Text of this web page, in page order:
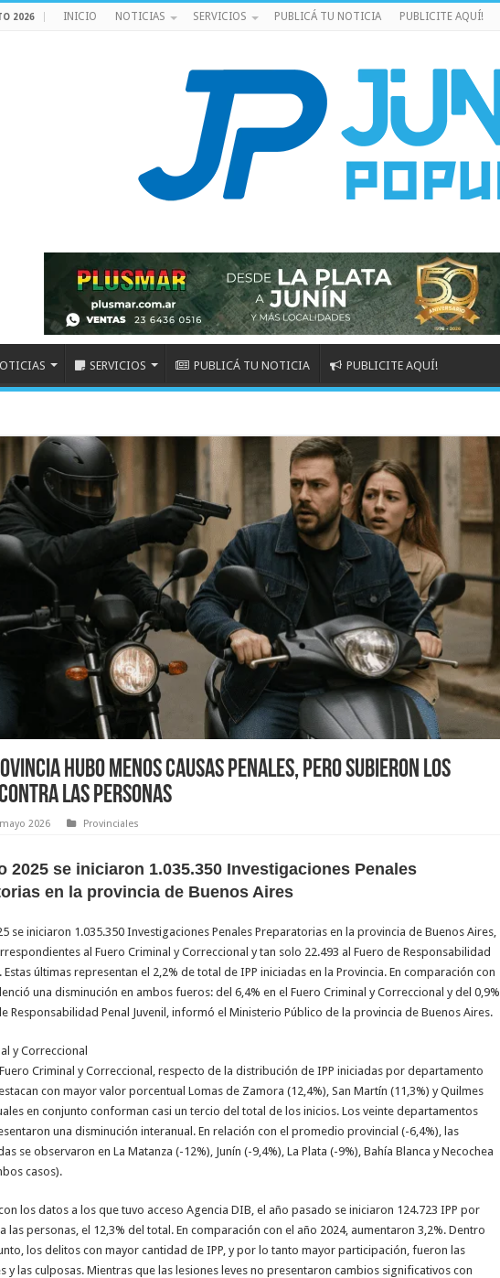
2026 INICIO NOTICIAS SERVICIOS PUBLICÁ TU NOTICIA PUBLICITE AQUÍ!
SERVICIOS PUBLICÁ TU NOTICIA PUBLICITE AQUÍ!
hubo menos causas penales, pero subieron los
las personas
2026 Provinciales
2025 se iniciaron 1.035.350 Investigaciones Penales
en la provincia de Buenos Aires
se iniciaron 1.035.350 Investigaciones Penales Preparatorias en la provincia de Buenos Aires,
al Fuero Criminal y Correccional y tan solo 22.493 al Fuero de Responsabilidad
Estas últimas representan el 2,2% de total de IPP iniciadas en la Provincia. En comparación con
una disminución en ambos fueros: del 6,4% en el Fuero Criminal y Correccional y del 0,9%
Responsabilidad Penal Juvenil, informó el Ministerio Público de la provincia de Buenos Aires.
y Correccional
Criminal y Correccional, respecto de la distribución de IPP iniciadas por departamento
con mayor valor porcentual Lomas de Zamora (12,4%), San Martín (11,3%) y Quilmes
en conjunto conforman casi un tercio del total de los inicios. Los veinte departamentos
una disminución interanual. En relación con el promedio provincial (-6,4%), las
se observaron en La Matanza (-12%), Junín (-9,4%), La Plata (-9%), Bahía Blanca y Necochea
casos).
los datos a los que tuvo acceso Agencia DIB, el año pasado se iniciaron 124.723 IPP por
las personas, el 12,3% del total. En comparación con el año 2024, aumentaron 3,2%. Dentro
los delitos con mayor cantidad de IPP, y por lo tanto mayor participación, fueron las
y las culposas. Mientras que las lesiones leves no presentaron cambios significativos con